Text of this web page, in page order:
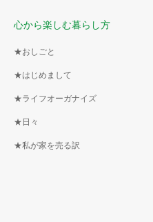
心から楽しむ暮らし方
★おしごと
★はじめまして
★ライフオーガナイズ
★日々
★私が家を売る訳